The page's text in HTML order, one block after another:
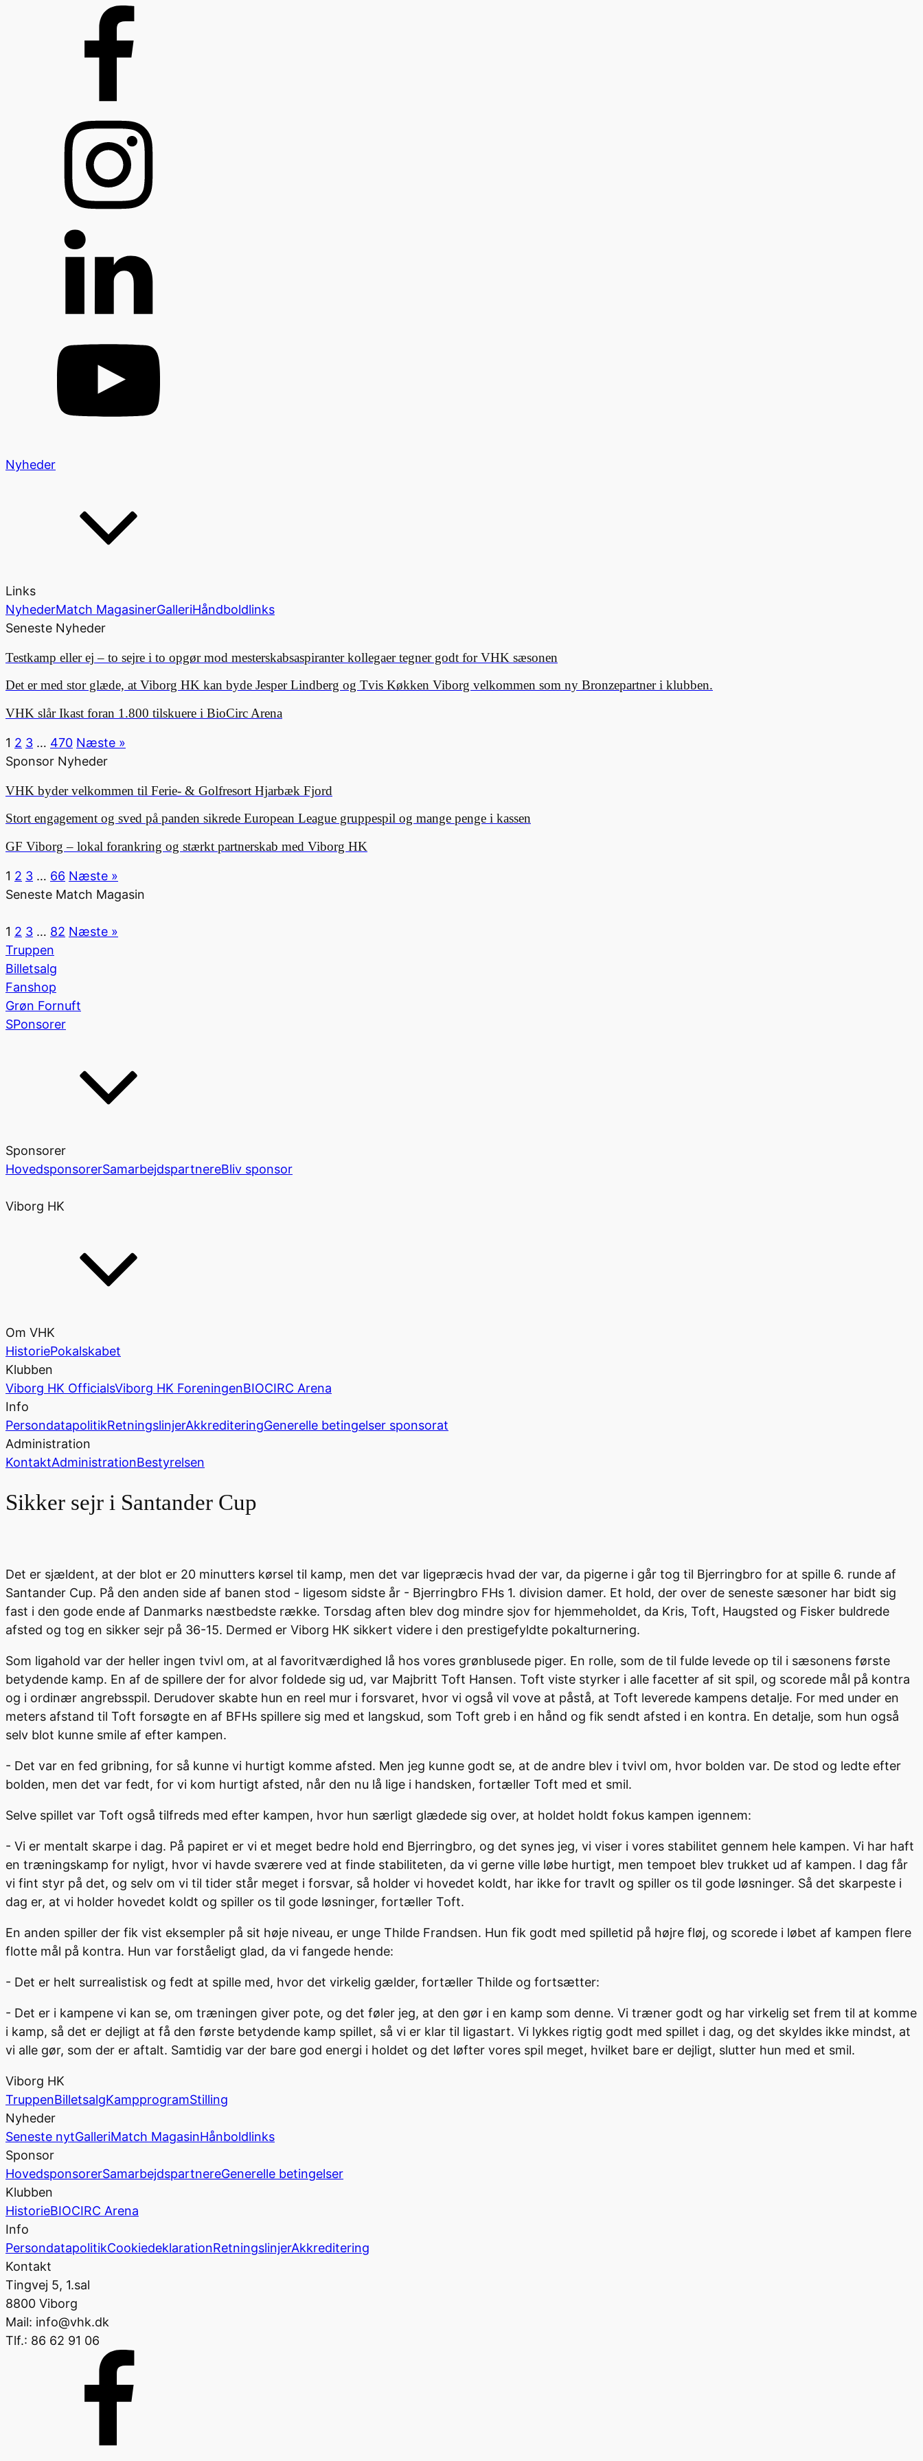
Nyheder
Links
NyhederMatch MagasinerGalleriHåndboldlinks
Seneste Nyheder
Testkamp eller ej – to sejre i to opgør mod mesterskabsaspiranter kollegaer tegner godt for VHK sæsonen
Det er med stor glæde, at Viborg HK kan byde Jesper Lindberg og Tvis Køkken Viborg velkommen som ny Bronzepartner i klubben.
VHK slår Ikast foran 1.800 tilskuere i BioCirc Arena
1 2 3 … 470 Næste »
Sponsor Nyheder
VHK byder velkommen til Ferie- & Golfresort Hjarbæk Fjord
Stort engagement og sved på panden sikrede European League gruppespil og mange penge i kassen
GF Viborg – lokal forankring og stærkt partnerskab med Viborg HK
1 2 3 … 66 Næste »
Seneste Match Magasin
1 2 3 … 82 Næste »
Truppen
Billetsalg
Fanshop
Grøn Fornuft
SPonsorer
Sponsorer
HovedsponsorerSamarbejdspartnereBliv sponsor
Viborg HK
Om VHK
HistoriePokalskabet
Klubben
Viborg HK OfficialsViborg HK ForeningenBIOCIRC Arena
Info
PersondatapolitikRetningslinjerAkkrediteringGenerelle betingelser sponsorat
Administration
KontaktAdministrationBestyrelsen
Sikker sejr i Santander Cup
Det er sjældent, at der blot er 20 minutters kørsel til kamp, men det var ligepræcis hvad der var, da pigerne i går tog til Bjerringbro for at spille 6. runde af
Santander Cup. På den anden side af banen stod - ligesom sidste år - Bjerringbro FHs 1. division damer. Et hold, der over de seneste sæsoner har bidt sig
fast i den gode ende af Danmarks næstbedste række. Torsdag aften blev dog mindre sjov for hjemmeholdet, da Kris, Toft, Haugsted og Fisker buldrede
afsted og tog en sikker sejr på 36-15. Dermed er Viborg HK sikkert videre i den prestigefyldte pokalturnering.
Som ligahold var der heller ingen tvivl om, at al favoritværdighed lå hos vores grønblusede piger. En rolle, som de til fulde levede op til i sæsonens første
betydende kamp. En af de spillere der for alvor foldede sig ud, var Majbritt Toft Hansen. Toft viste styrker i alle facetter af sit spil, og scorede mål på kontra
og i ordinær angrebsspil. Derudover skabte hun en reel mur i forsvaret, hvor vi også vil vove at påstå, at Toft leverede kampens detalje. For med under en
meters afstand til Toft forsøgte en af BFHs spillere sig med et langskud, som Toft greb i en hånd og fik sendt afsted i en kontra. En detalje, som hun også
selv blot kunne smile af efter kampen.
- Det var en fed gribning, for så kunne vi hurtigt komme afsted. Men jeg kunne godt se, at de andre blev i tvivl om, hvor bolden var. De stod og ledte efter
bolden, men det var fedt, for vi kom hurtigt afsted, når den nu lå lige i handsken, fortæller Toft med et smil.
Selve spillet var Toft også tilfreds med efter kampen, hvor hun særligt glædede sig over, at holdet holdt fokus kampen igennem:
- Vi er mentalt skarpe i dag. På papiret er vi et meget bedre hold end Bjerringbro, og det synes jeg, vi viser i vores stabilitet gennem hele kampen. Vi har haft
en træningskamp for nyligt, hvor vi havde sværere ved at finde stabiliteten, da vi gerne ville løbe hurtigt, men tempoet blev trukket ud af kampen. I dag får
vi fint styr på det, og selv om vi til tider står meget i forsvar, så holder vi hovedet koldt, har ikke for travlt og spiller os til gode løsninger. Så det skarpeste i
dag er, at vi holder hovedet koldt og spiller os til gode løsninger, fortæller Toft.
En anden spiller der fik vist eksempler på sit høje niveau, er unge Thilde Frandsen. Hun fik godt med spilletid på højre fløj, og scorede i løbet af kampen flere
flotte mål på kontra. Hun var forståeligt glad, da vi fangede hende:
- Det er helt surrealistisk og fedt at spille med, hvor det virkelig gælder, fortæller Thilde og fortsætter:
- Det er i kampene vi kan se, om træningen giver pote, og det føler jeg, at den gør i en kamp som denne. Vi træner godt og har virkelig set frem til at komme
i kamp, så det er dejligt at få den første betydende kamp spillet, så vi er klar til ligastart. Vi lykkes rigtig godt med spillet i dag, og det skyldes ikke mindst, at
vi alle gør, som der er aftalt. Samtidig var der bare god energi i holdet og det løfter vores spil meget, hvilket bare er dejligt, slutter hun med et smil.
Viborg HK
TruppenBilletsalgKampprogramStilling
Nyheder
Seneste nytGalleriMatch MagasinHånboldlinks
Sponsor
HovedsponsorerSamarbejdspartnereGenerelle betingelser
Klubben
HistorieBIOCIRC Arena
Info
PersondatapolitikCookiedeklarationRetningslinjerAkkreditering
Kontakt
Tingvej 5, 1.sal
8800 Viborg
Mail: info@vhk.dk
Tlf.: 86 62 91 06